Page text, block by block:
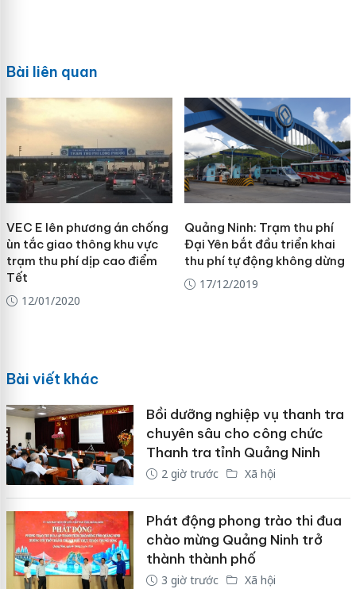
Bài liên quan
VEC E lên phương án chống
ùn tắc giao thông khu vực
trạm thu phí dịp cao điểm
Tết
12/01/2020
Quảng Ninh: Trạm thu phí
Đại Yên bắt đầu triển khai
thu phí tự động không dừng
17/12/2019
Bài viết khác
Bồi dưỡng nghiệp vụ thanh tra
chuyên sâu cho công chức
Thanh tra tỉnh Quảng Ninh
2 giờ trước Xã hội
Phát động phong trào thi đua
chào mừng Quảng Ninh trở
thành thành phố
3 giờ trước Xã hội